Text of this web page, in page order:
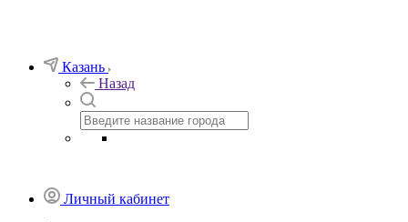
Казань
Назад
Личный кабинет